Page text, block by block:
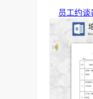
员工约谈